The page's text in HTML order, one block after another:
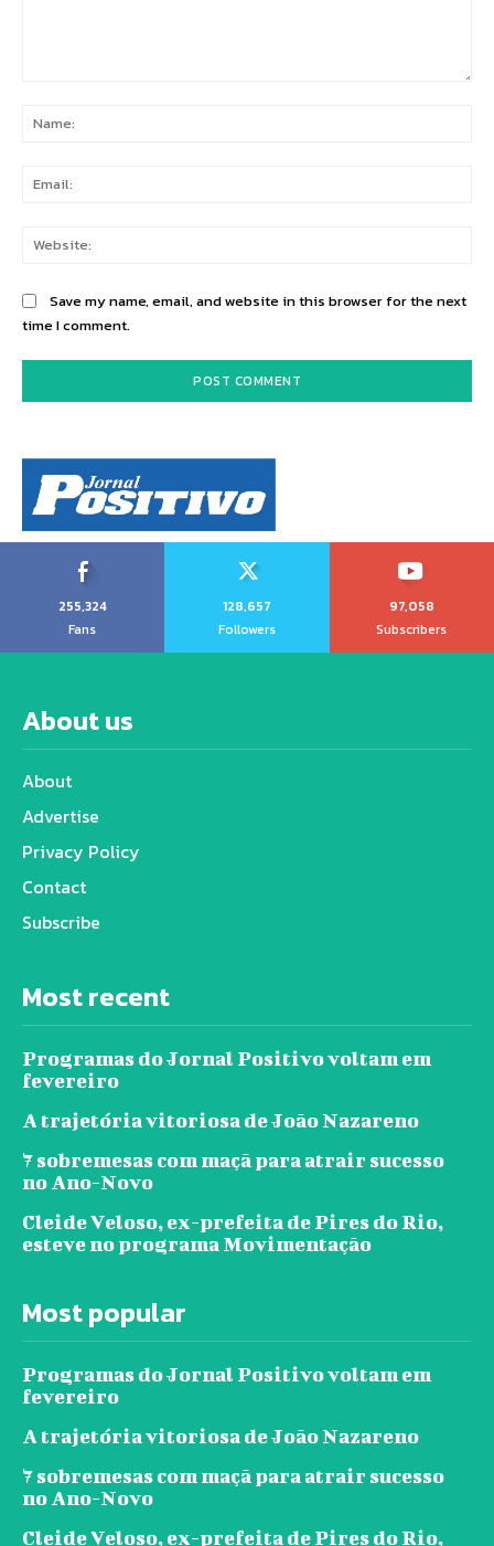
Save my name, email, and website in this browser for the next
time I comment.
255,324
Fans
128,657
Followers
97,058
Subscribers
About us
About
Advertise
Privacy Policy
Contact
Subscribe
Most recent
Programas do Jornal Positivo voltam em
fevereiro
A trajetória vitoriosa de João Nazareno
7 sobremesas com maçã para atrair sucesso
no Ano-Novo
Cleide Veloso, ex-prefeita de Pires do Rio,
esteve no programa Movimentação
Most popular
Programas do Jornal Positivo voltam em
fevereiro
A trajetória vitoriosa de João Nazareno
7 sobremesas com maçã para atrair sucesso
no Ano-Novo
Cleide Veloso, ex-prefeita de Pires do Rio,